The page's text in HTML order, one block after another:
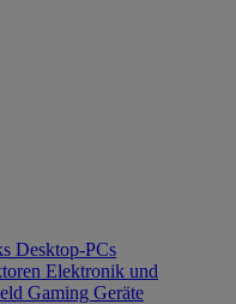
Desktop-PCs
Elektronik und
Gaming Geräte